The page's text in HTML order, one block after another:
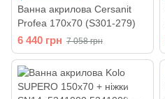
Ванна акрилова Cersanit
Profea 170x70 (S301-279)
6 440 грн 7 058 грн